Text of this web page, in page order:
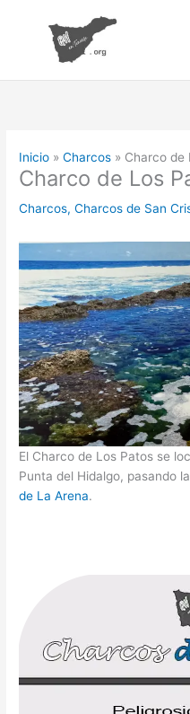
contenido
Inicio Charcos Charco de
Charco de Los
Charcos,Charcos de San
El Charco de Los Patos se
Punta del Hidalgo, pasando
de La Arena.